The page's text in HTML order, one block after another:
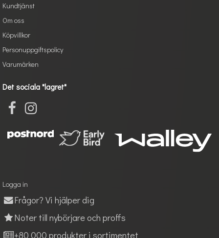
Kundtjänst
Om oss
Köpvillkor
Personuppgiftspolicy
Varumärken
Det sociala "lagret"
Logga in
Frågor? Vi hjälper dig
Noter till nybörjare och proffs
+80 000 produkter i sortimentet